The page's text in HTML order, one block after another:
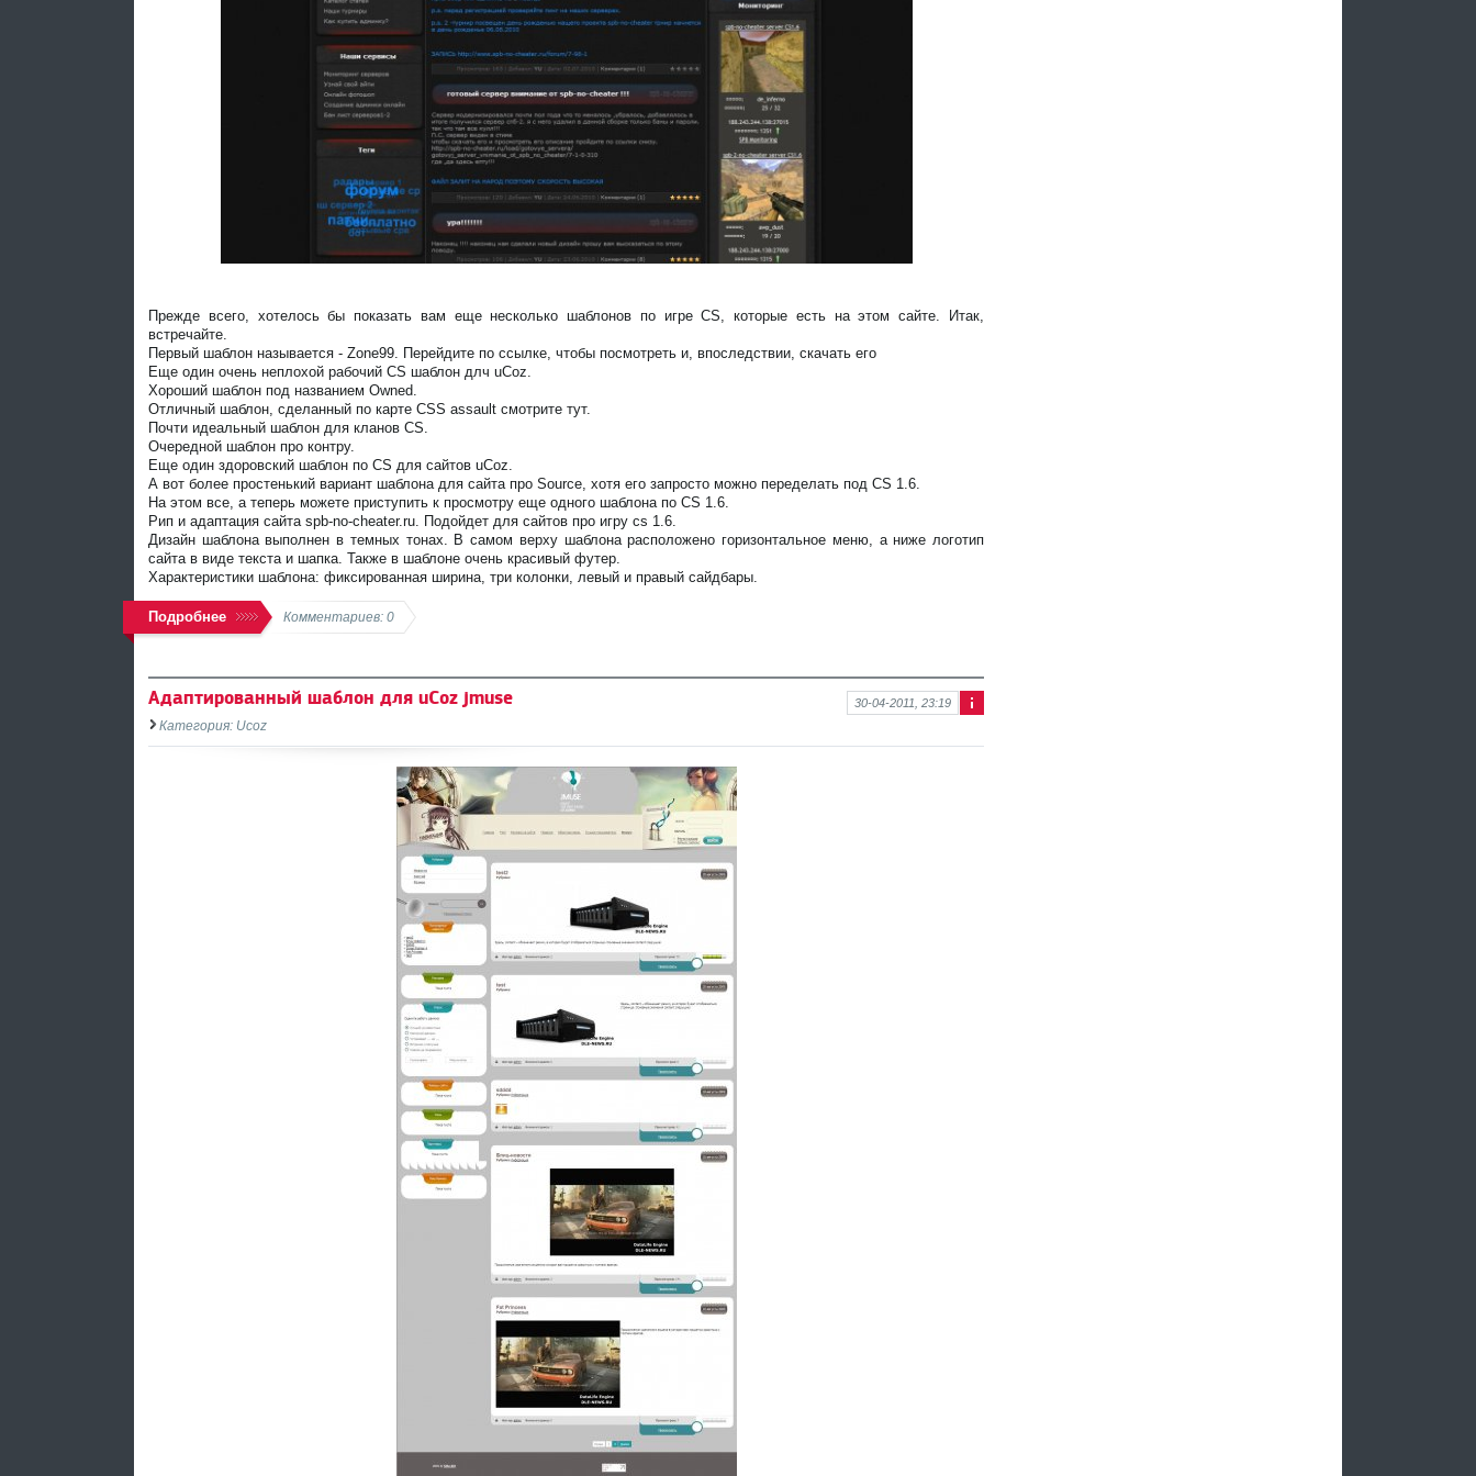
Прежде всего, хотелось бы показать вам еще несколько шаблонов по игре CS, которые есть на этом сайте. Итак,
встречайте.
Первый шаблон называется - Zone99. Перейдите по ссылке, чтобы посмотреть и, впоследствии, скачать его
Еще один очень неплохой рабочий CS шаблон длч uCoz.
Хороший шаблон под названием Owned.
Отличный шаблон, сделанный по карте CSS assault смотрите тут.
Почти идеальный шаблон для кланов CS.
Очередной шаблон про контру.
Еще один здоровский шаблон по CS для сайтов uCoz.
А вот более простенький вариант шаблона для сайта про Source, хотя его запросто можно переделать под CS 1.6.
На этом все, а теперь можете приступить к просмотру еще одного шаблона по CS 1.6.
Рип и адаптация сайта spb-no-cheater.ru. Подойдет для сайтов про игру cs 1.6.
Дизайн шаблона выполнен в темных тонах. В самом верху шаблона расположено горизонтальное меню, а ниже логотип
сайта в виде текста и шапка. Также в шаблоне очень красивый футер.
Характеристики шаблона: фиксированная ширина, три колонки, левый и правый сайдбары.
Подробнее Комментариев: 0
30-04-2011, 23:19
Адаптированный шаблон для uCoz jmuse
Категория: Ucoz